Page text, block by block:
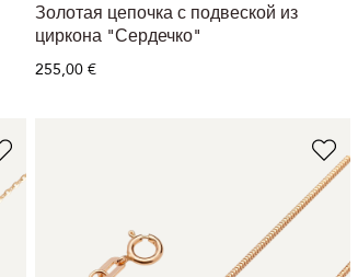
Золотая цепочка с подвеской из
циркона "Сердечко"
255,00 €